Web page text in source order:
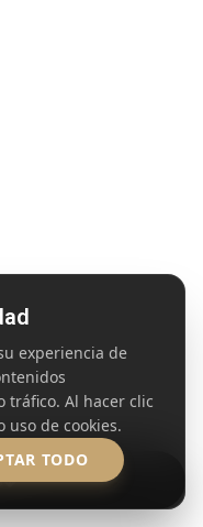
experiencia de
tráfico. Al hacer clic
uso de cookies.
TODO